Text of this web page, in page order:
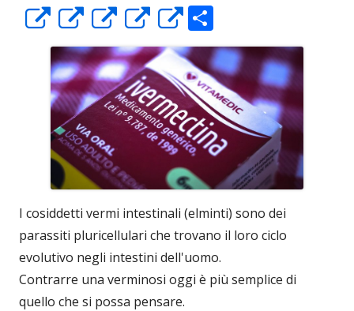
Apre
in
una
nuova
finestra
Apre
in
una
nuova
finestra
Apre
in
una
nuova
finestra
Apre
in
una
nuova
finestra
Apre
in
una
nuova
finestra
o
n
di
vi
di
I cosiddetti vermi intestinali (elminti) sono dei
parassiti pluricellulari che trovano il loro ciclo
evolutivo negli intestini dell'uomo.
Contrarre una verminosi oggi è più semplice di
quello che si possa pensare.